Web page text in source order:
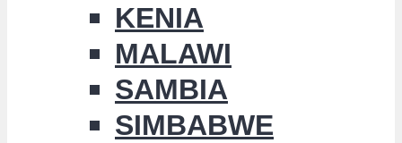
KENIA
MALAWI
SAMBIA
SIMBABWE